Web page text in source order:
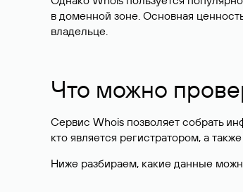
в доменной зоне. Основная
владельце.
Что можно
Сервис Whois позволяет собрать
кто является регистратором, а
Ниже разбираем, какие данные